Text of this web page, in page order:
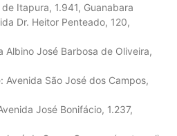
Itapura, 1.941, Guanabara
Dr. Heitor Penteado, 120,
Albino José Barbosa de Oliveira,
Avenida São José dos Campos,
José Bonifácio, 1.237,